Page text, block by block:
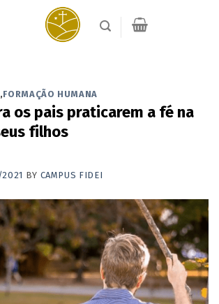
,FORMAÇÃO HUMANA
os pais praticarem a fé na
filhos
BY CAMPUS FIDEI